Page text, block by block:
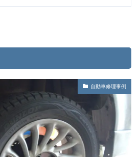
自動車修理事例